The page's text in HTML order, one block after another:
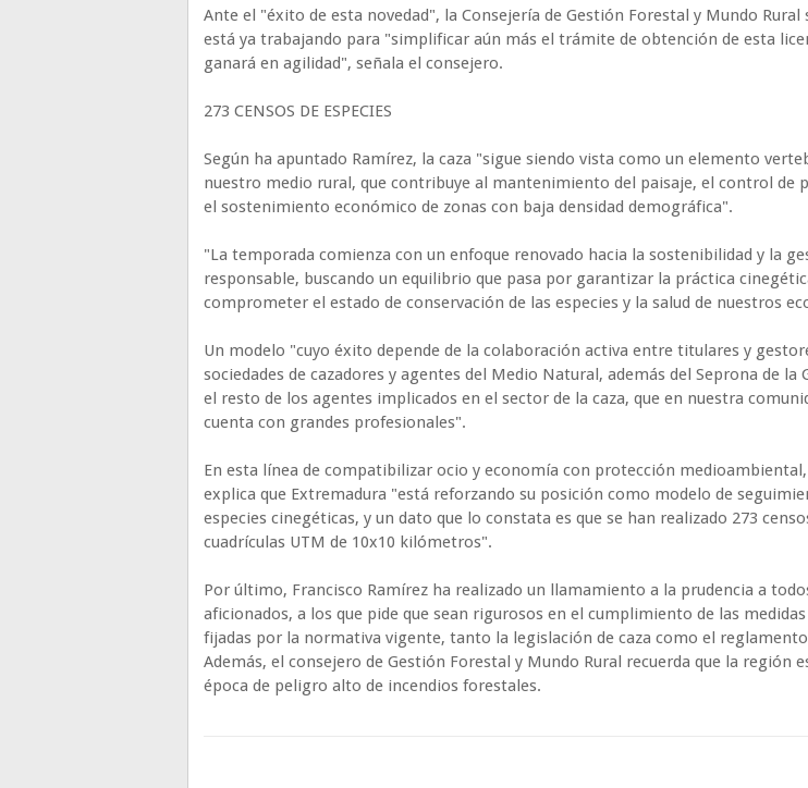
Ante el "éxito de esta novedad", la Consejería de Gestión Forestal y Mundo Rural
está ya trabajando para "simplificar aún más el trámite de obtención de esta
ganará en agilidad", señala el consejero.
273 CENSOS DE ESPECIES
Según ha apuntado Ramírez, la caza "sigue siendo vista como un elemento
nuestro medio rural, que contribuye al mantenimiento del paisaje, el control de
el sostenimiento económico de zonas con baja densidad demográfica".
"La temporada comienza con un enfoque renovado hacia la sostenibilidad y la
responsable, buscando un equilibrio que pasa por garantizar la práctica
comprometer el estado de conservación de las especies y la salud de nuestros
Un modelo "cuyo éxito depende de la colaboración activa entre titulares y
sociedades de cazadores y agentes del Medio Natural, además del Seprona de la
el resto de los agentes implicados en el sector de la caza, que en nuestra
cuenta con grandes profesionales".
En esta línea de compatibilizar ocio y economía con protección
explica que Extremadura "está reforzando su posición como modelo de
especies cinegéticas, y un dato que lo constata es que se han realizado 273
cuadrículas UTM de 10x10 kilómetros".
Por último, Francisco Ramírez ha realizado un llamamiento a la prudencia a
aficionados, a los que pide que sean rigurosos en el cumplimiento de las medidas
fijadas por la normativa vigente, tanto la legislación de caza como el
Además, el consejero de Gestión Forestal y Mundo Rural recuerda que la región
época de peligro alto de incendios forestales.